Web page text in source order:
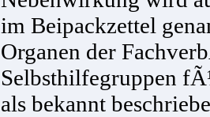
im Beipackzettel
Organen der
Selbsthilfegruppen
als bekannt